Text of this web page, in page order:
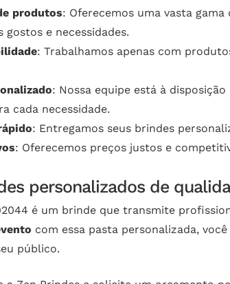
produtos: Oferecemos uma vasta
e necessidades.
: Trabalhamos apenas com
: Nossa equipe está à
cada necessidade.
: Entregamos seus brindes
: Oferecemos preços justos e
personalizados de
é um brinde que transmite
com essa pasta personalizada,
público.